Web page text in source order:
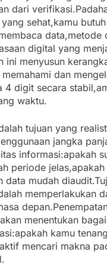
dari
sehat,kamu butuh
data,metode
digital yang
ini menyusun
dan
4 digit secara
waktu.
tujuan yang
jangka
informasi:apakah
periode jelas,apakah
data mudah
memperlakukan
menentukan
kamu
mencari makna